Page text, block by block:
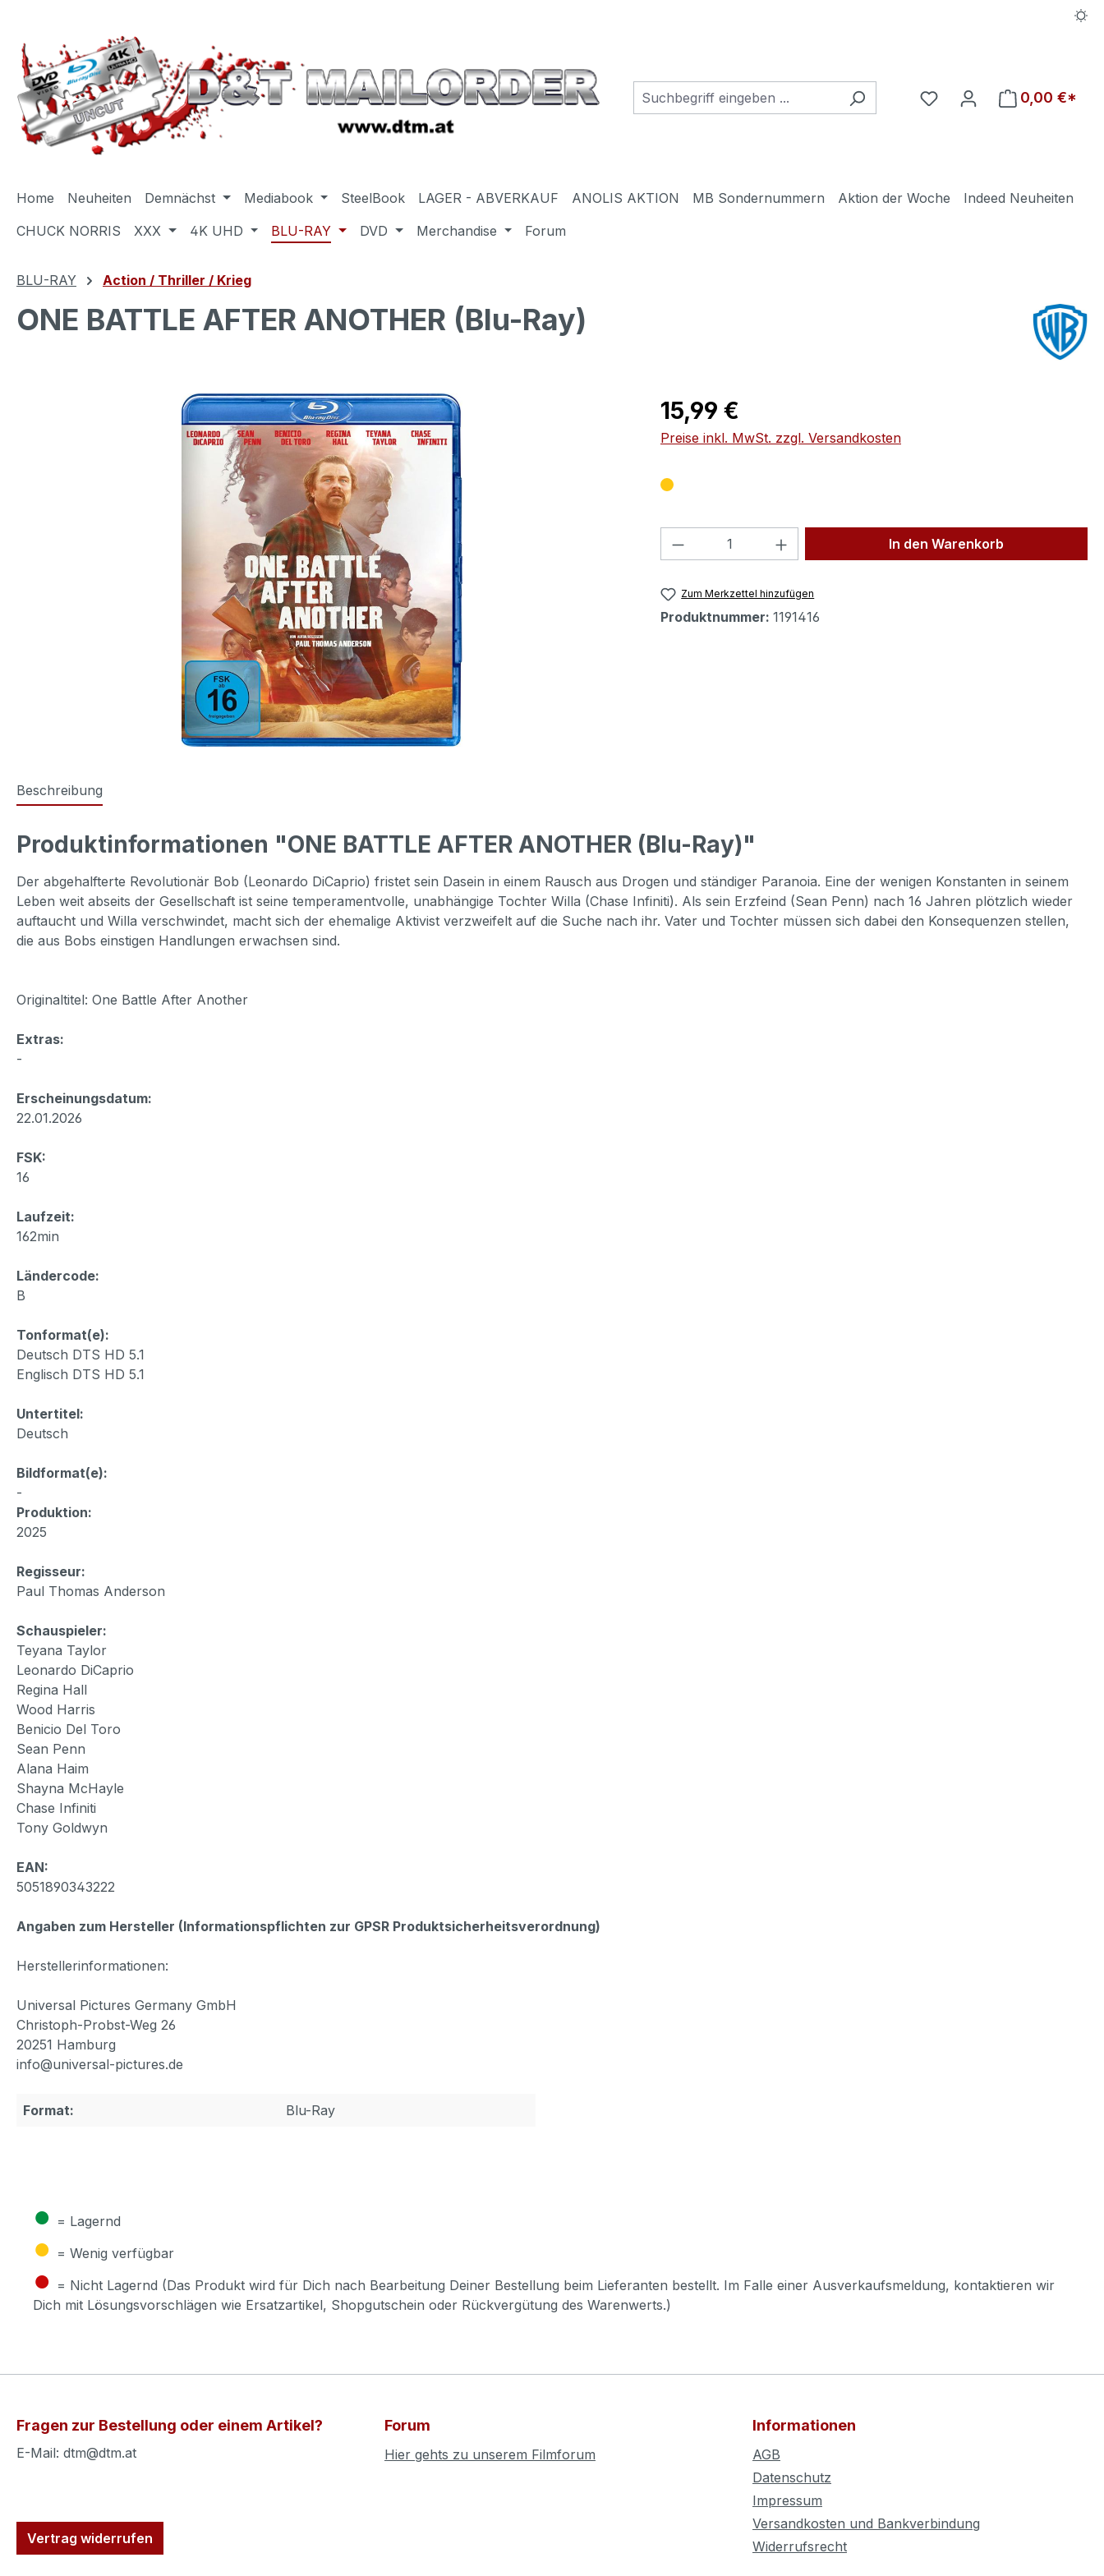
Du hast 0 Produkte auf
0,00 €*
Home Neuheiten Demnächst Mediabook SteelBook LAGER - ABVERKAUF ANOLIS AKTION MB Sondernummern Aktion der Woche
Indeed Neuheiten
CHUCK NORRIS
XXX 4K UHD BLU-RAY DVD Merchandise Forum
BLU-RAY Action / Thriller / Krieg
ONE BATTLE AFTER ANOTHER (Blu-Ray)
Regulärer Preis:
15,99 €
Preise inkl. MwSt. zzgl. Versandkosten
Produkt Anzahl: Gib den gewünschten Wert
In den Warenkorb
Zum Merkzettel hinzufügen
Produktnummer: 1191416
Beschreibung
Produktinformationen "ONE BATTLE AFTER ANOTHER (Blu-Ray)"
Der abgehalfterte Revolutionär Bob (Leonardo DiCaprio) fristet sein Dasein in einem Rausch aus Drogen und ständiger Paranoia. Eine der wenigen Konstanten in seinem
Leben weit abseits der Gesellschaft ist seine temperamentvolle, unabhängige Tochter Willa (Chase Infiniti). Als sein Erzfeind (Sean Penn) nach 16 Jahren plötzlich wieder
auftaucht und Willa verschwindet, macht sich der ehemalige Aktivist verzweifelt auf die Suche nach ihr. Vater und Tochter müssen sich dabei den Konsequenzen stellen,
die aus Bobs einstigen Handlungen erwachsen sind.
Originaltitel: One Battle After Another
Extras:
-
Erscheinungsdatum:
22.01.2026
FSK:
16
Laufzeit:
162min
Ländercode:
B
Tonformat(e):
Deutsch DTS HD 5.1
Englisch DTS HD 5.1
Untertitel:
Deutsch
Bildformat(e):
-
Produktion:
2025
Regisseur:
Paul Thomas Anderson
Schauspieler:
Teyana Taylor
Leonardo DiCaprio
Regina Hall
Wood Harris
Benicio Del Toro
Sean Penn
Alana Haim
Shayna McHayle
Chase Infiniti
Tony Goldwyn
EAN:
5051890343222
Angaben zum Hersteller (Informationspflichten zur GPSR Produktsicherheitsverordnung)
Herstellerinformationen:
Universal Pictures Germany GmbH
Christoph-Probst-Weg 26
20251 Hamburg
info@universal-pictures.de
Format: Blu-Ray
● = Lagernd
● = Wenig verfügbar
● = Nicht Lagernd (Das Produkt wird für Dich nach Bearbeitung Deiner Bestellung beim Lieferanten bestellt. Im Falle einer Ausverkaufsmeldung, kontaktieren wir
Dich mit Lösungsvorschlägen wie Ersatzartikel, Shopgutschein oder Rückvergütung des Warenwerts.)
Fragen zur Bestellung oder einem Artikel?
E-Mail: dtm@dtm.at
Vertrag widerrufen
Forum
Hier gehts zu unserem Filmforum
Informationen
AGB
Datenschutz
Impressum
Versandkosten und Bankverbindung
Widerrufsrecht